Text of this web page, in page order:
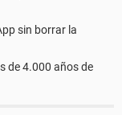
sin borrar la
de 4.000 años de